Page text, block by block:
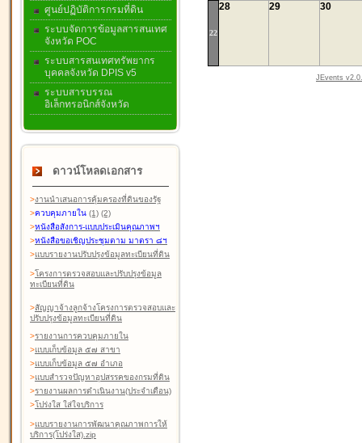
ศูนย์ปฏิบัติการกรมที่ดิน
ระบบจัดการข้อมูลสารสนเทศ
จังหวัด POC
ระบบสารสนเทศทรัพยากร
บุคคลจังหวัด DPIS v5
ระบบสารบรรณ
อิเล็กทรอนิกส์จังหวัด
ดาวน์โหลดเอกสาร
>งานนำเสนอการคุ้มครองที่ดินของรัฐ
>ควบคุมภายใน (1) (2)
>หนังสือสังการ-แบบประเมินคุณภาพฯ
>หนังสือขอเชิญประชุมตาม มาตรา ๘ฯ
>แบบรายงานปรับปรุงข้อมูลทะเบียนที่ดิน
>โครงการตรวจสอบและปรับปรุงข้อมูล
ทะเบียนที่ดิน
>สัญญาจ้างลูกจ้างโครงการตรวจสอบและ
ปรับปรุงข้อมูลทะเบียนที่ดิน
>รายงานการควบคุมภายใน
>แบบเก็บข้อมูล ๕๗ สาขา
>แบบเก็บข้อมูล ๕๗ อำเภอ
>แบบสำรวจปัญหาอุปสรรคของกรมที่ดิน
>รายงานผลการดำเนินงาน(ประจำเดือน)
>โปร่งใส ใส่ใจบริการ
>แบบรายงานการพัฒนาคุณภาพการให้
บริการ(โปร่งใส).zip
22
28 29 30
JEvents